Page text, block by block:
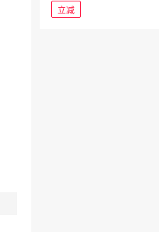
立减